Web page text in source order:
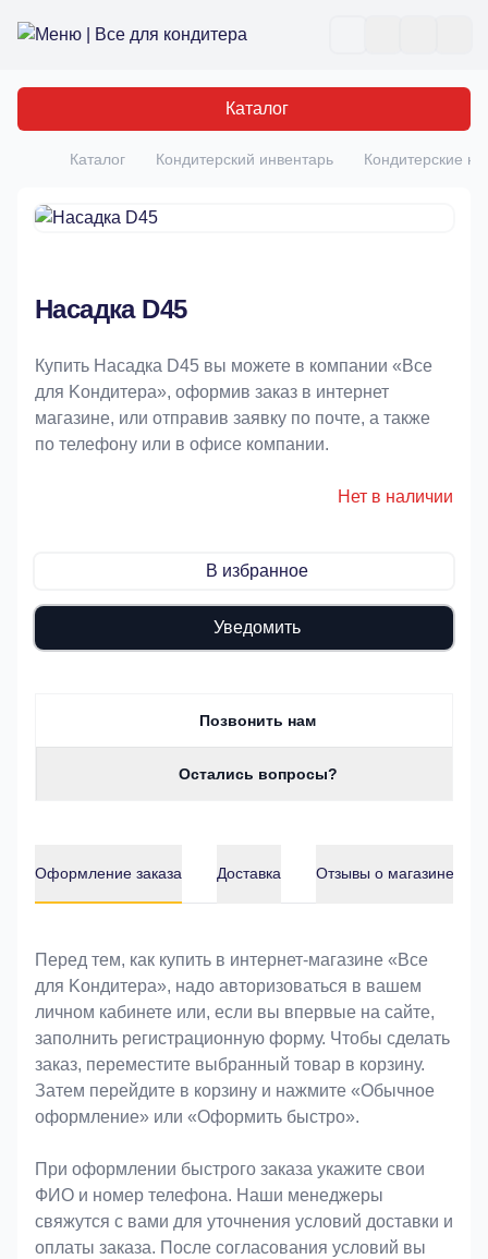
Все для кондитера
Каталог
Главная
Каталог Кондитерский инвентарь Кондитерские
Насадка D45
Купить Насадка D45 вы можете в компании «Bce
для Koндитeрa», оформив заказ в интернет
магазине, или отправив заявку по почте, а также
по телефону или в офисе компании.
Нет в наличии
В избранное
Уведомить
Позвонить нам
Остались вопросы?
Оформление заказа Доставка Отзывы о магазине
Оформление заказа
Перед тем, как купить в интернет-магазине «Bce
для Koндитeрa», надо авторизоваться в вашем
личном кабинете или, если вы впервые на сайте,
заполнить регистрационную форму. Чтобы сделать
заказ, переместите выбранный товар в корзину.
Затем перейдите в корзину и нажмите «Обычное
оформление» или «Оформить быстро».
При оформлении быстрого заказа укажите свои
ФИО и номер телефона. Наши менеджеры
свяжутся с вами для уточнения условий доставки и
оплаты заказа. После согласования условий вы